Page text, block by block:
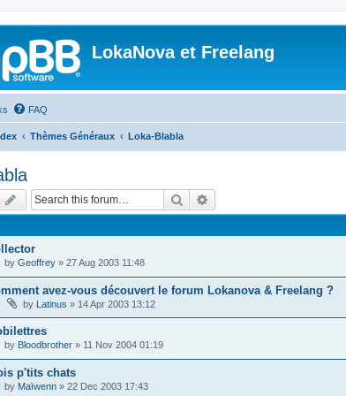
LokaNova et Freelang
FAQ
Thèmes Généraux Loka-Blabla
Search
by Geoffrey » 27 Aug 2003 11:48
avez-vous découvert le forum Lokanova & Freelang ?
by Latinus » 14 Apr 2003 13:12
by Bloodbrother » 11 Nov 2004 01:19
p'tits chats
by Maïwenn » 22 Dec 2003 17:43